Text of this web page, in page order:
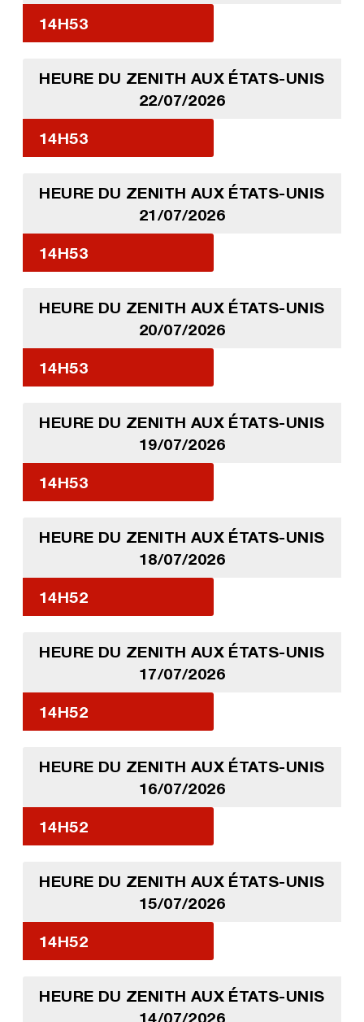
14H53
HEURE DU ZENITH AUX ÉTATS-UNIS
22/07/2026
14H53
HEURE DU ZENITH AUX ÉTATS-UNIS
21/07/2026
14H53
HEURE DU ZENITH AUX ÉTATS-UNIS
20/07/2026
14H53
HEURE DU ZENITH AUX ÉTATS-UNIS
19/07/2026
14H53
HEURE DU ZENITH AUX ÉTATS-UNIS
18/07/2026
14H52
HEURE DU ZENITH AUX ÉTATS-UNIS
17/07/2026
14H52
HEURE DU ZENITH AUX ÉTATS-UNIS
16/07/2026
14H52
HEURE DU ZENITH AUX ÉTATS-UNIS
15/07/2026
14H52
HEURE DU ZENITH AUX ÉTATS-UNIS
14/07/2026